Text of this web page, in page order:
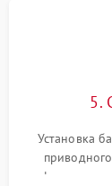
5.
Установка
фиксация